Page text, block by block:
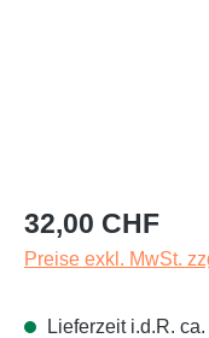
Regulärer Preis:
32,00 CHF
Preise exkl. MwSt.
Lieferzeit i.d.R.